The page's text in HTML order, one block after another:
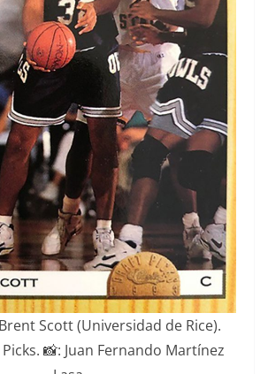
Scott (Universidad de Rice).
📸: Juan Fernando Martínez